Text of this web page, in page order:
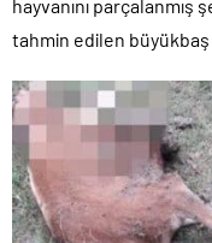
hayvanını parçalanmış
tahmin edilen